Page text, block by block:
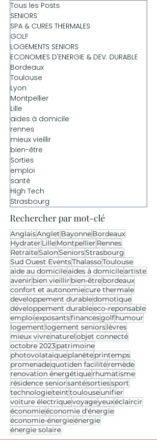
Tous les Posts
SENIORS
SPA & CURES THERMALES
GOLF
LOGEMENTS SENIORS
ECONOMIES D'ENERGIE & DEV. DURABLE
Bordeaux
Toulouse
Lyon
Montpellier
Lille
aides à domicile
rennes
mieux vieillir
bien-être
Sorties
emploi
santé
High Tech
Strasbourg
Rechercher par mot-clé
AnglaisAnglet BayonneBordeaux
Hydrater LilleMontpellier Rennes
RetraiteSalonSeniorsStrasbourg
Sud Ouest EventsThalassoToulouse
aide au domicileaides à domicileartiste
avenir bien vieillir bien-êtrebordeaux
confort et autonomiecure thermale
developpement durabledomotique
développement durableeco-reponsable
emploiexposantsfinancesgolfhumour
logement logement seniorslèvres
mieux vivrenaturelobjet connecté
octobre 2023patrimoine
photovolataiqueplanèteprintemps
promenadequotiden facilitéremède
renovation énergétiquerhumatisme
résidence seniorsantésortiessport
technologieteinttoulouseunifier
voiture électriquevoyageyeuxéclaircir
économieéconomie d'énergie
économie-énergieénergie
énergie solaire